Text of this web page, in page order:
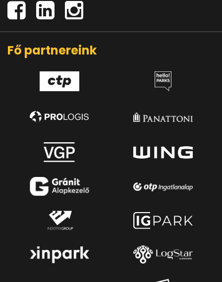
Fő partnereink